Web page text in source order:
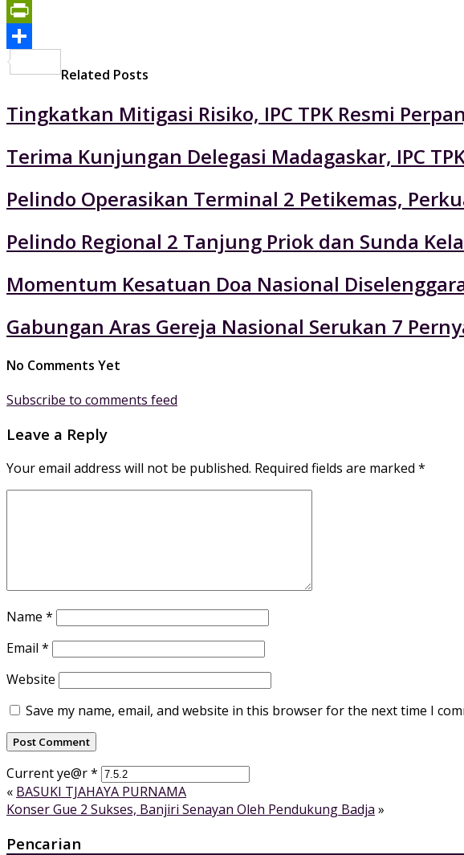
Print
PrintFriendly
Related Posts
Tingkatkan Mitigasi Risiko, IPC TPK Resmi
Terima Kunjungan Delegasi Madagaskar, IPC
Pelindo Operasikan Terminal 2 Petikemas,
Pelindo Regional 2 Tanjung Priok dan Sunda
Momentum Kesatuan Doa Nasional
Gabungan Aras Gereja Nasional Serukan 7
No Comments Yet
Subscribe to comments feed
Leave a Reply
Your email address will not be published. Required fields are marked *
Name *
Email *
Website
Save my name, email, and website in this browser for the next time I
Current ye@r*
« BASUKI TJAHAYA PURNAMA
Konser Gue 2 Sukses, Banjiri Senayan Oleh Pendukung Badja »
Pencarian